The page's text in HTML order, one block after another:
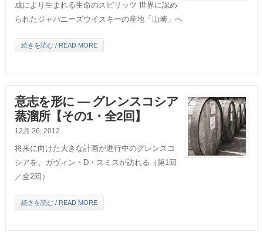
成により生まれる生命のスピリッツ 世界に認め
られたジャパニーズウイスキーの産地「山崎」へ
続きを読む / READ MORE
意志を形に ― グレンスコシア
蒸溜所【その1・全2回】
12月 26, 2012
将来に向けた大きな計画が進行中のグレンスコ
シアを、ガヴィン・D・スミスが訪れる（第1回
／全2回）
続きを読む / READ MORE